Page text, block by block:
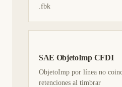
.fbk
SAE ObjetoImp CFDI
ObjetoImp por línea no
retenciones al timbrar